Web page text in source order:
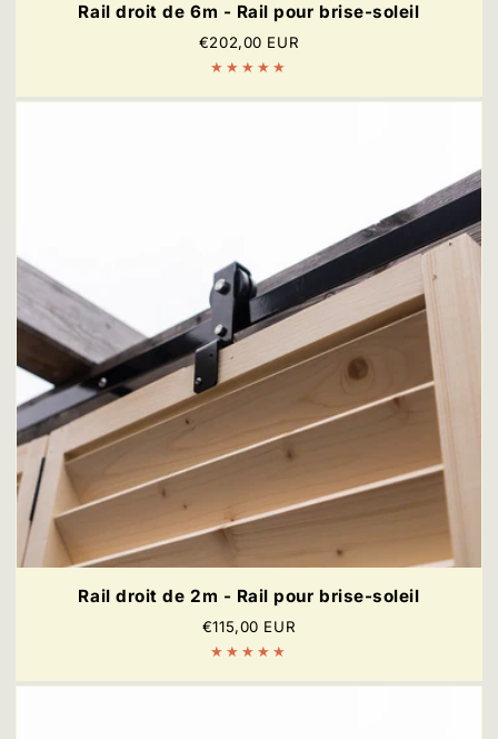
Rail droit de 6m - Rail pour brise-soleil
Prix
régulier
€202,00 EUR
Rail droit de 2m - Rail pour brise-soleil
Prix
régulier
€115,00 EUR